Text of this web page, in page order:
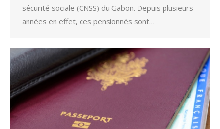
sécurité sociale (CNSS) du Gabon. Depuis plusieurs
années en effet, ces pensionnés sont…